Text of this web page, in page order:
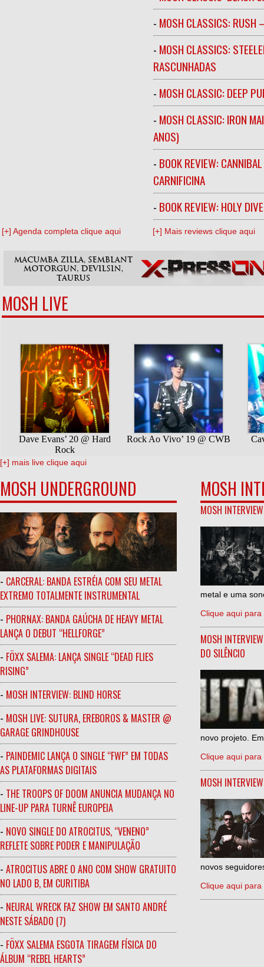
- MOSH CLASSICS: RUSH
- MOSH CLASSICS:
RASCUNHADAS
- MOSH CLASSIC: DEEP
- MOSH CLASSIC: IRON
ANOS)
- BOOK REVIEW:
CARNIFICINA
- BOOK REVIEW: HOLY
[+] Agenda completa clique aqui [+] Mais reviews clique aqui
MOSH LIVE
[+] mais live clique aqui
MOSH UNDERGROUND
- CARCERAL: BANDA ESTRÉIA COM SEU METAL
EXTREMO TOTALMENTE INSTRUMENTAL
- PHORNAX: BANDA GAÚCHA DE HEAVY METAL
LANÇA O DEBUT “HELLFORGE”
- FÖXX SALEMA: LANÇA SINGLE “DEAD FLIES
RISING”
- MOSH INTERVIEW: BLIND HORSE
- MOSH LIVE: SUTURA, EREBOROS & MASTER @
GARAGE GRINDHOUSE
- PAINDEMIC LANÇA O SINGLE “FWF” EM TODAS
AS PLATAFORMAS DIGITAIS
- THE TROOPS OF DOOM ANUNCIA MUDANÇA NO
LINE-UP PARA TURNÊ EUROPEIA
- NOVO SINGLE DO ATROCITUS, “VENENO”
REFLETE SOBRE PODER E MANIPULAÇÃO
- ATROCITUS ABRE O ANO COM SHOW GRATUITO
NO LADO B, EM CURITIBA
- NEURAL WRECK FAZ SHOW EM SANTO ANDRÉ
NESTE SÁBADO (7)
- FÖXX SALEMA ESGOTA TIRAGEM FÍSICA DO
ÁLBUM “REBEL HEARTS”
MOSH
MOSH
metal e uma
Clique aqui para
MOSH
DO SILÊNCIO
novo projeto.
Clique aqui para
MOSH
novos
Clique aqui para